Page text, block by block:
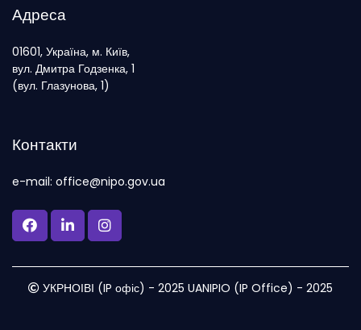
Адреса
01601, Україна, м. Київ,
вул. Дмитра Годзенка, 1
(вул. Глазунова, 1)
Контакти
e-mail: office@nipo.gov.ua
УКРНОІВІ (IP офіс) - 2025 UANIPIO (IP Office) - 2025